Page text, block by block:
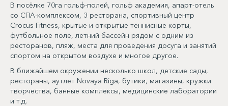
В посёлке 70га гольф-полей, гольф академия, апарт-отель
со СПА-комплексом, 3 ресторана, спортивный центр
Crocus Fitness, крытые и открытые теннисные корты,
футбольное поле, летний бассейн рядом с одним из
ресторанов, пляж, места для проведения досуга и занятий
спортом на открытом воздухе и многое другое.
В ближайшем окружении несколько школ, детские сады,
рестораны, аутлет Novaya Riga, бутики, магазины, кружки
творчества, банные комплексы, медицинские лаборатории
и т.д.